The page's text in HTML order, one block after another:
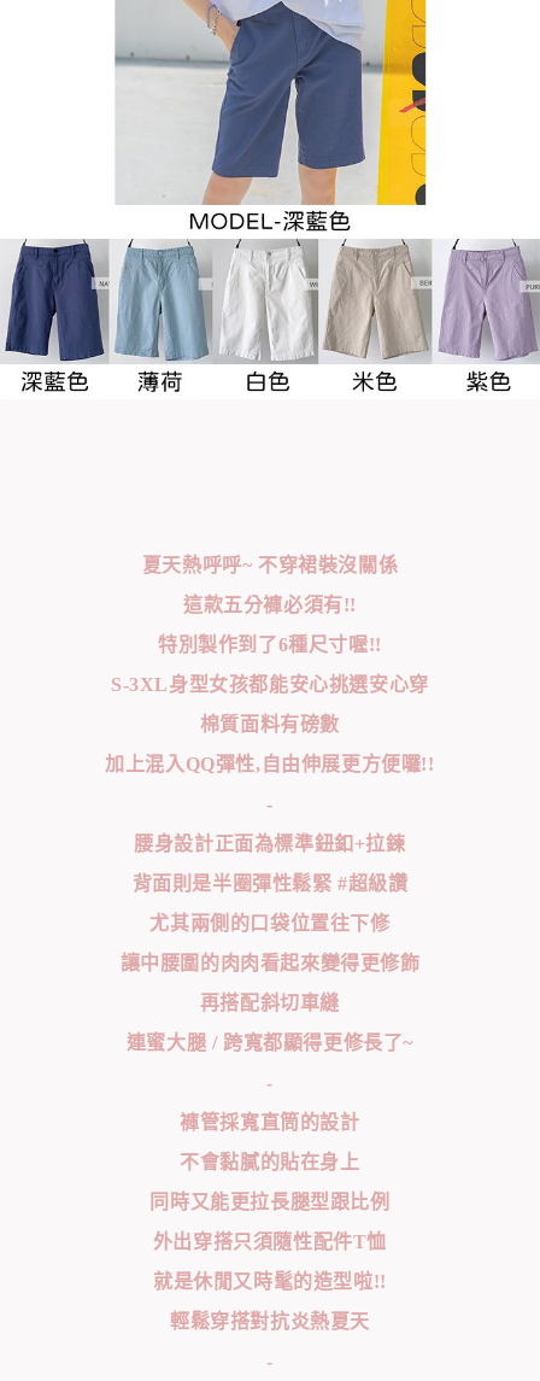
夏天熱呼呼~ 不穿裙裝沒關係
這款五分褲必須有!!
特別製作到了6種尺寸喔!!
S-3XL身型女孩都能安心挑選安心穿
棉質面料有磅數
加上混入QQ彈性,自由伸展更方便囉!!
-
腰身設計正面為標準鈕釦+拉鍊
背面則是半圈彈性鬆緊 #超級讚
尤其兩側的口袋位置往下修
讓中腰圍的肉肉看起來變得更修飾
再搭配斜切車縫
連蜜大腿 / 跨寬都顯得更修長了~
-
褲管採寬直筒的設計
不會黏膩的貼在身上
同時又能更拉長腿型跟比例
外出穿搭只須隨性配件T恤
就是休閒又時髦的造型啦!!
輕鬆穿搭對抗炎熱夏天
-